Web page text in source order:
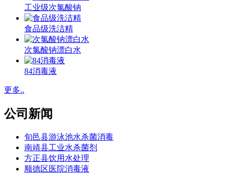
工业级次氯酸钠
食品级洗洁精
次氯酸钠漂白水
84消毒液
更多..
公司新闻
旬邑县游泳池水杀菌消毒
南靖县工业水杀菌剂
方正县饮用水处理
顺德区医院消毒液